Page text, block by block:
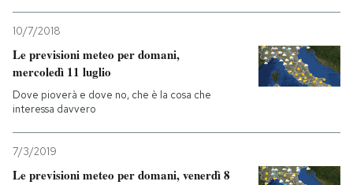
10/7/2018
Le previsioni meteo per domani,
mercoledì 11 luglio
Dove pioverà e dove no, che è la cosa che
interessa davvero
7/3/2019
Le previsioni meteo per domani, venerdì 8